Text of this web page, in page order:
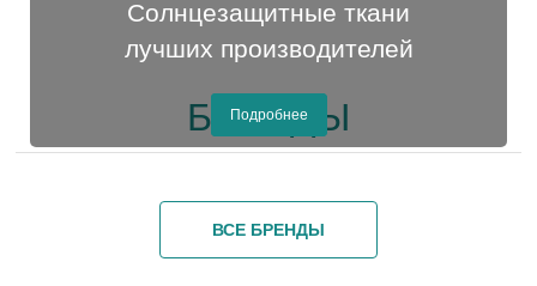
Солнцезащитные ткани
лучших производителей
Подробнее
БРЕНДЫ
ВСЕ БРЕНДЫ